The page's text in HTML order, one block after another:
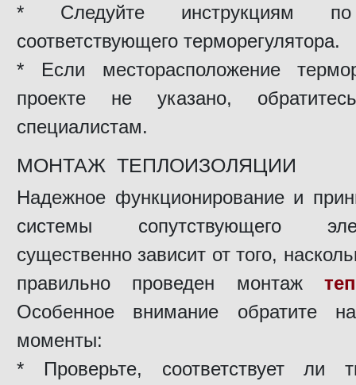
* Следуйте инструкциям по
соответствующего терморегулятора.
* Если месторасположение
проекте не указано,
специалистам.
МОНТАЖ ТЕПЛОИЗОЛЯЦИИ
Надежное функционирование и
системы сопутствующего
существенно зависит от того,
правильно проведен монтаж
Особенное внимание обратите
моменты:
* Проверьте, соответствует ли